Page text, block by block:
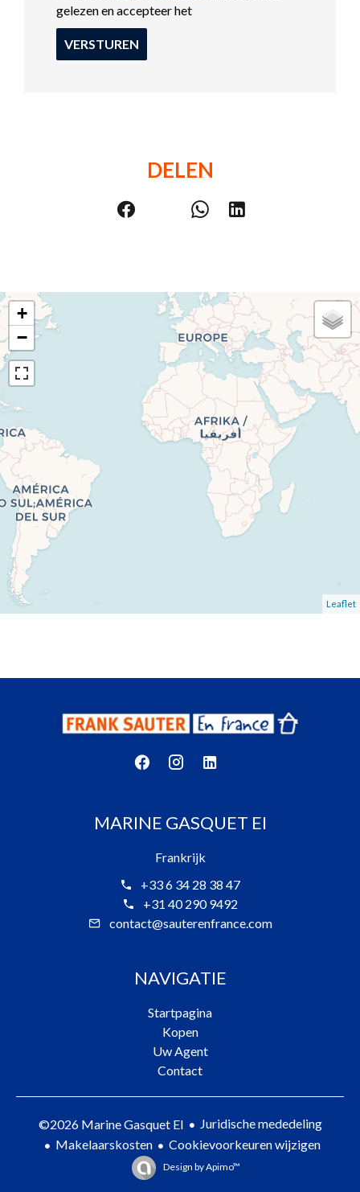
gelezen en accepteer het
VERSTUREN
DELEN
+
−
Leaflet
MARINE GASQUET EI
Frankrijk
+33 6 34 28 38 47
+31 40 290 9492
contact@sauterenfrance.com
NAVIGATIE
Startpagina
Kopen
Uw Agent
Contact
©2026 Marine Gasquet EI
Juridische mededeling
Makelaarskosten
Cookievoorkeuren wijzigen
Design byApimo™